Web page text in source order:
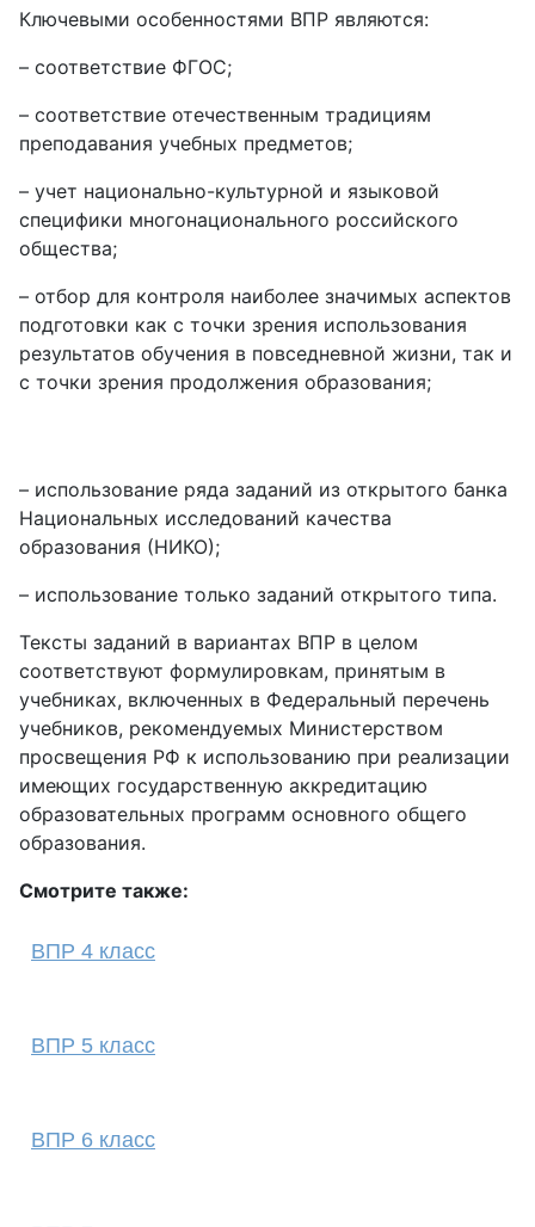
Ключевыми особенностями ВПР являются:
– соответствие ФГОС;
– соответствие отечественным традициям
преподавания учебных предметов;
– учет национально-культурной и языковой
специфики многонационального российского
общества;
– отбор для контроля наиболее значимых аспектов
подготовки как с точки зрения использования
результатов обучения в повседневной жизни, так и
с точки зрения продолжения образования;
– использование ряда заданий из открытого банка
Национальных исследований качества
образования (НИКО);
– использование только заданий открытого типа.
Тексты заданий в вариантах ВПР в целом
соответствуют формулировкам, принятым в
учебниках, включенных в Федеральный перечень
учебников, рекомендуемых Министерством
просвещения РФ к использованию при реализации
имеющих государственную аккредитацию
образовательных программ основного общего
образования.
Смотрите также:
ВПР 4 класс
ВПР 5 класс
ВПР 6 класс